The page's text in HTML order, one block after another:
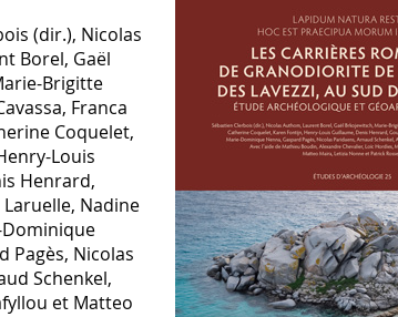
(dir.), Nicolas
Borel, Gaël
Brigitte
Franca
Coquelet,
Louis
Henrard,
Nadine
Pagès, Nicolas
Schenkel,
et Matteo